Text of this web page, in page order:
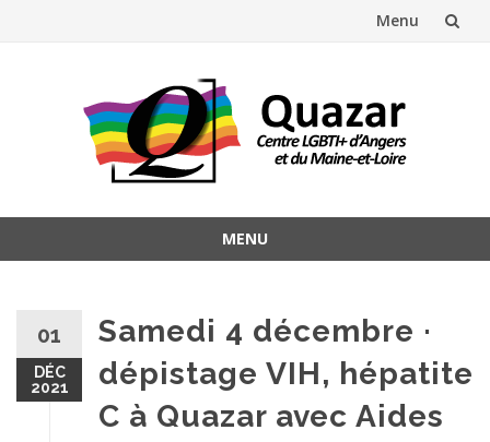
Menu
MENU
01
DÉC
2021
Samedi 4 décembre ·
dépistage VIH, hépatite
C à Quazar avec Aides